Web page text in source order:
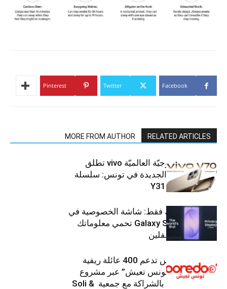
Facebook
Twitter
Pinterest
RELATED ARTICLES
MORE FROM AUTHOR
العلامة التّكنولوجيّة العالميّة vivo تطلق
هواتفها الذكيّة الجديدة في تونس: سلسلة
V70 وسلسلة Y31
شاشتك، لعينيك فقط: شاشة الخصوصية في
جهاز Galaxy S26 Ultra تحمي معلوماتك
من أعين المتطفلين
Ooredoo تونس تدعم 400 عائلة ريفية
ضمن برنامج “تونس تعيش” عبر مشروع
تنموي مستدام بالشراكة مع جمعية Soli &